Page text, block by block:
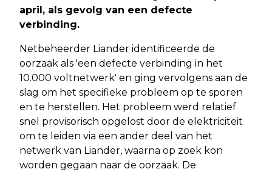
april, als gevolg van een defecte
verbinding.
Netbeheerder Liander identificeerde de
oorzaak als 'een defecte verbinding in het
10.000 voltnetwerk' en ging vervolgens aan de
slag om het specifieke probleem op te sporen
en te herstellen. Het probleem werd relatief
snel provisorisch opgelost door de elektriciteit
om te leiden via een ander deel van het
netwerk van Liander, waarna op zoek kon
worden gegaan naar de oorzaak. De